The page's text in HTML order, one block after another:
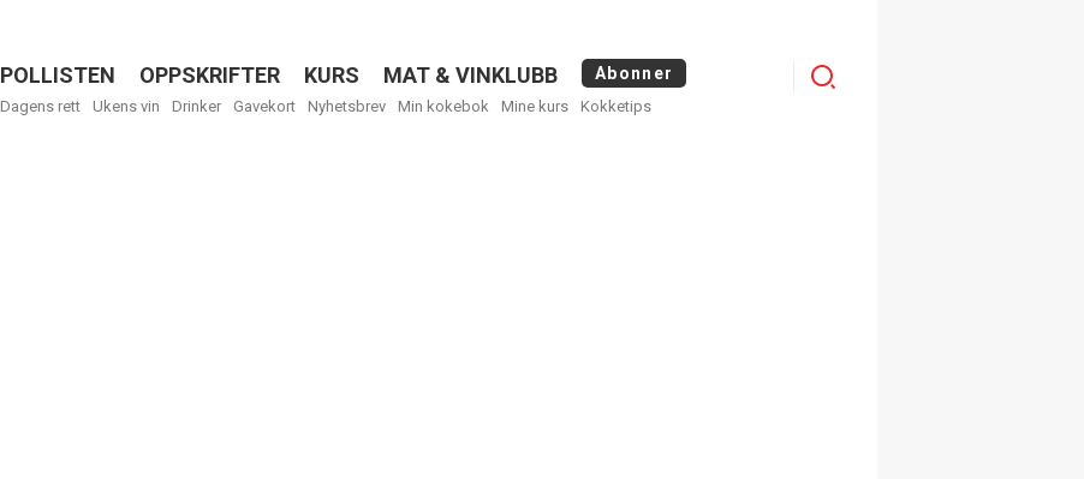
Menu
POLLISTEN OPPSKRIFTER KURS MAT & VINKLUBB Abonner
Dagens rett Ukens vin Drinker Gavekort Nyhetsbrev Min kokebok Mine kurs Kokketips
Menu